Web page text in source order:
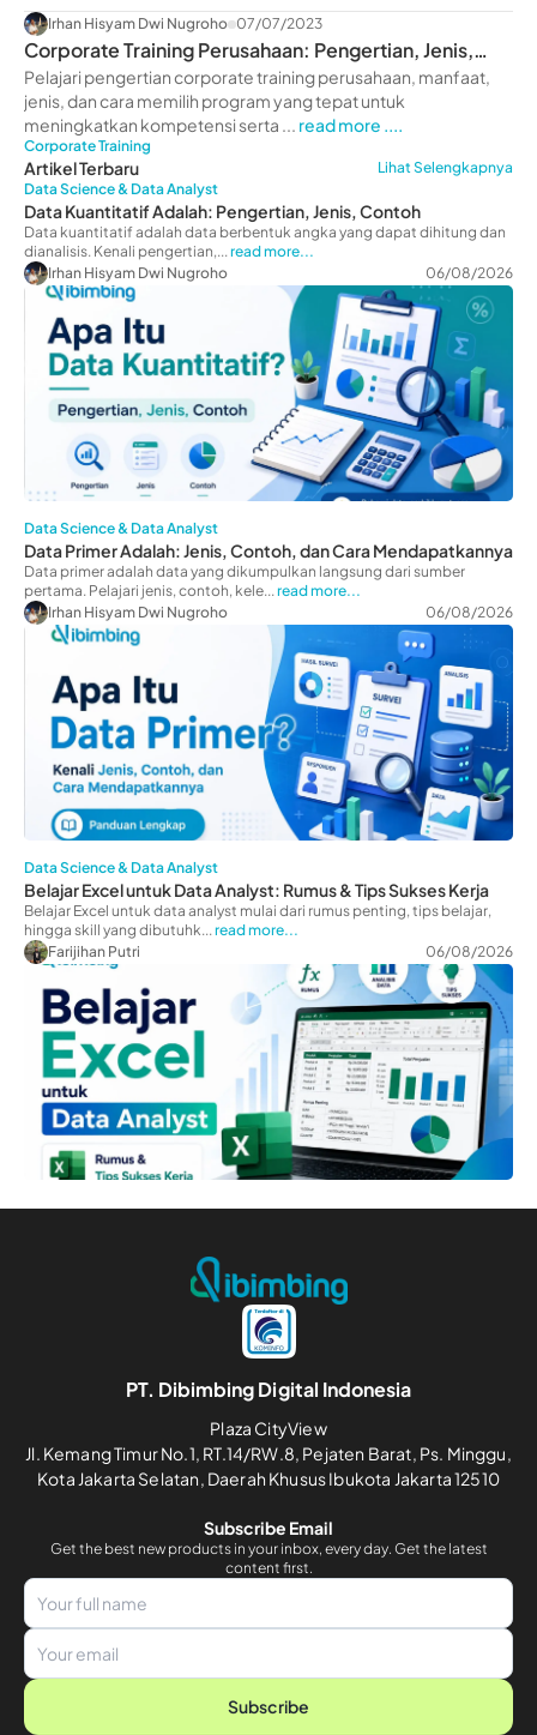
Irhan Hisyam Dwi Nugroho 07/07/2023
Corporate Training Perusahaan: Pengertian, Jenis,
Manfaat
Pelajari pengertian corporate training perusahaan, manfaat,
jenis, dan cara memilih program yang tepat untuk
meningkatkan kompetensi serta ... read more ....
Corporate Training
Artikel Terbaru
Lihat Selengkapnya
Data Science & Data Analyst
Data Kuantitatif Adalah: Pengertian, Jenis, Contoh
Data kuantitatif adalah data berbentuk angka yang dapat dihitung dan
dianalisis. Kenali pengertian,...read more...
Irhan Hisyam Dwi Nugroho
06/08/2026
Data Science & Data Analyst
Data Primer Adalah: Jenis, Contoh, dan Cara Mendapatkannya
Data primer adalah data yang dikumpulkan langsung dari sumber
pertama. Pelajari jenis, contoh, kele...read more...
Irhan Hisyam Dwi Nugroho
06/08/2026
Data Science & Data Analyst
Belajar Excel untuk Data Analyst: Rumus & Tips Sukses Kerja
Belajar Excel untuk data analyst mulai dari rumus penting, tips belajar,
hingga skill yang dibutuhk...read more...
Farijihan Putri
06/08/2026
PT. Dibimbing Digital Indonesia
Plaza CityView
Jl. Kemang Timur No.1, RT.14/RW.8, Pejaten Barat, Ps. Minggu,
Kota Jakarta Selatan, Daerah Khusus Ibukota Jakarta 12510
Subscribe Email
Get the best new products in your inbox, every day. Get the latest
content first.
Subscribe